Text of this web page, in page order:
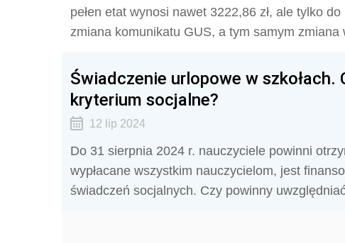
pełen etat wynosi nawet 3222,86 zł, ale tylko
zmiana komunikatu GUS, a tym samym
Świadczenie urlopowe w szkołach.
kryterium socjalne?
12 lip 2024
Do 31 sierpnia 2024 r. nauczyciele powinni
wypłacane wszystkim nauczycielom, jest
świadczeń socjalnych. Czy powinny